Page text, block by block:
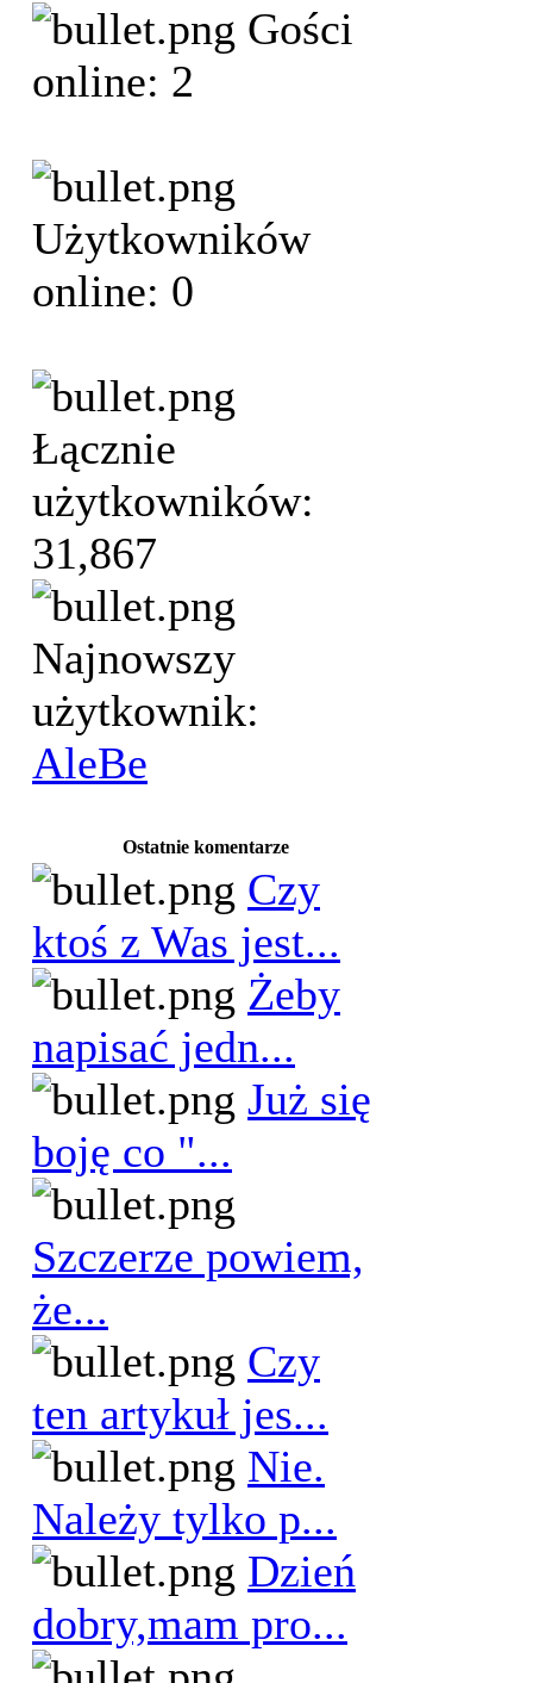
Gości
online: 2
Użytkowników
online: 0
Łącznie
użytkowników:
31,867
Najnowszy
użytkownik:
AleBe
Ostatnie komentarze
Czy
ktoś z Was jest...
Żeby
napisać jedn...
Już się
boję co "...
Szczerze powiem,
że...
Czy
ten artykuł jes...
Nie.
Należy tylko p...
Dzień
dobry,mam pro...